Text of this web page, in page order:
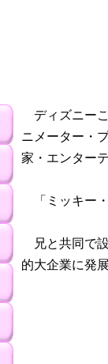
ディズニー
ニメーター・
家・エンター
「ミッキー
兄と共同で
的大企業に発